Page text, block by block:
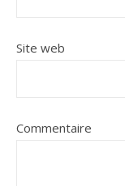
Site web
Commentaire